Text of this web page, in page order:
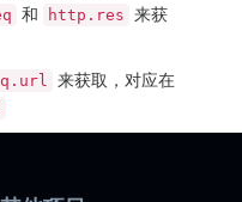
和 http.res 来获
来获取，对应在